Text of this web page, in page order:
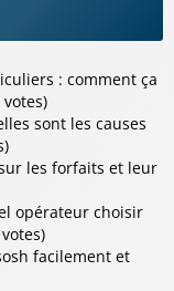
: comment ça
sont les causes
les forfaits et leur
opérateur choisir
facilement et